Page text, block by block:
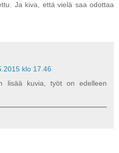
Ja kiva, että vielä saa odottaa
klo 17.46
lisää kuvia, työt on edelleen